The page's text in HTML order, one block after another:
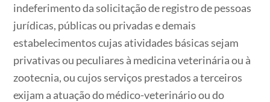
indeferimento da solicitação de registro de pessoas
jurídicas, públicas ou privadas e demais
estabelecimentos cujas atividades básicas sejam
privativas ou peculiares à medicina veterinária ou à
zootecnia, ou cujos serviços prestados a terceiros
exijam a atuação do médico-veterinário ou do